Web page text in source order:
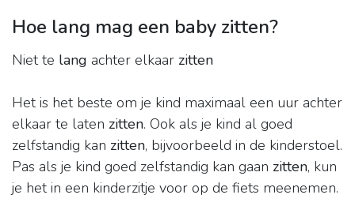
Hoe lang mag een baby zitten?
Niet te lang achter elkaar zitten
Het is het beste om je kind maximaal een uur achter
elkaar te laten zitten. Ook als je kind al goed
zelfstandig kan zitten, bijvoorbeeld in de kinderstoel.
Pas als je kind goed zelfstandig kan gaan zitten, kun
je het in een kinderzitje voor op de fiets meenemen.